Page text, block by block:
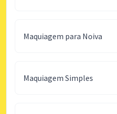
Maquiagem para Noiva
Maquiagem Simples